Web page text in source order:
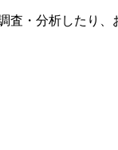
・分析したり